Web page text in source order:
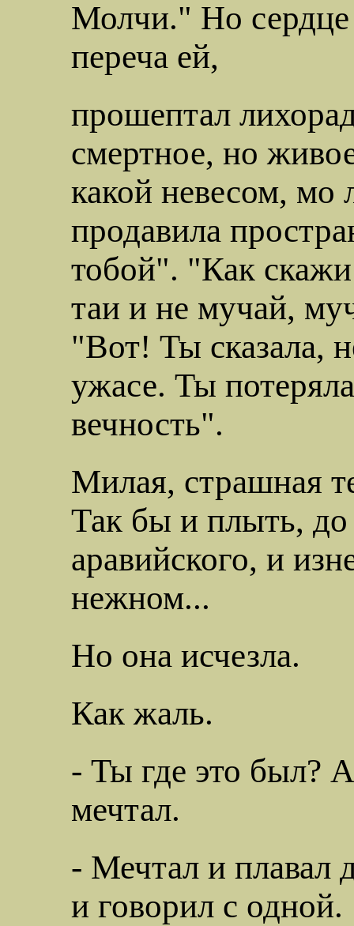
Молчи." Но
переча ей,
прошептал
смертное, но
какой невесом, мо
продавила
тобой". "Как
таи и не мучай,
"Вот! Ты сказала,
ужасе. Ты
вечность".
Милая, страшная
Так бы и плыть, до
аравийского, и
нежном...
Но она исчезла.
Как жаль.
- Ты где это был?
мечтал.
- Мечтал и плавал
и говорил с одной.